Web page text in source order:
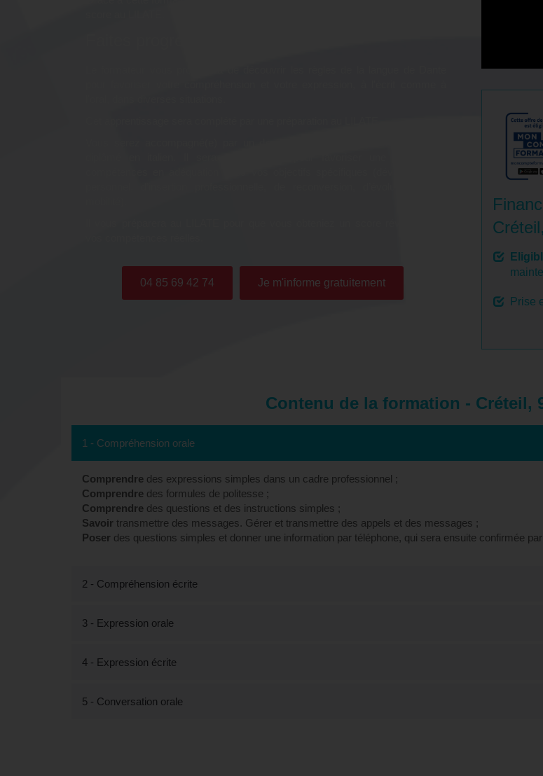
04 85 69 42 74 Je m'informe gratuitement
Prise
Contenu de la formation - Créteil,
1 - Compréhension orale
Comprendre des expressions simples dans un cadre professionnel ;
Comprendre des formules de politesse ;
Comprendre des questions et des instructions simples ;
Savoir transmettre des messages. Gérer et transmettre des appels et des messages ;
Poser des questions simples et donner une information par téléphone, qui sera ensuite confirmée
2 - Compréhension écrite
3 - Expression orale
4 - Expression écrite
5 - Conversation orale